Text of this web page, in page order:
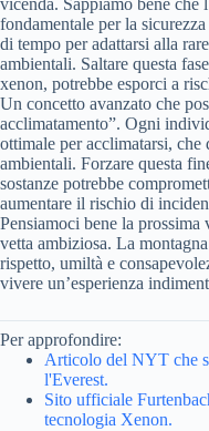
vicenda. Sappiamo bene che
fondamentale per la
di tempo per adattarsi alla
ambientali. Saltare questa
xenon, potrebbe esporci a
Un concetto avanzato che
acclimatamento”. Ogni
ottimale per acclimatarsi,
ambientali. Forzare questa
sostanze potrebbe
aumentare il rischio di
Pensiamoci bene la
vetta ambiziosa. La
rispetto, umiltà e
vivere un’esperienza
Per approfondire:
Articolo del NYT che
l'Everest.
Sito ufficiale
tecnologia Xenon.